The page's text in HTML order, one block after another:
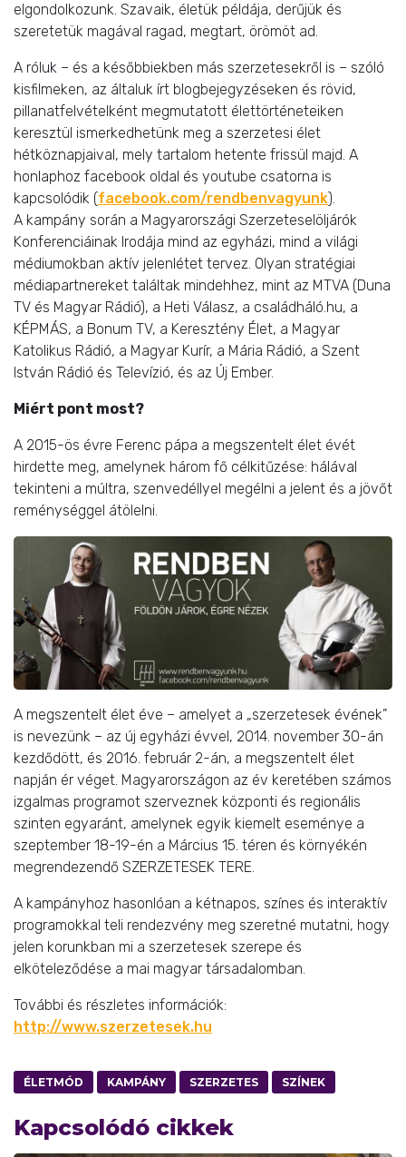
elgondolkozunk. Szavaik, életük példája, derűjük és
szeretetük magával ragad, megtart, örömöt ad.
A róluk – és a későbbiekben más szerzetesekről is – szóló
kisfilmeken, az általuk írt blogbejegyzéseken és rövid,
pillanatfelvételként megmutatott élettörténeteiken
keresztül ismerkedhetünk meg a szerzetesi élet
hétköznapjaival, mely tartalom hetente frissül majd. A
honlaphoz facebook oldal és youtube csatorna is
kapcsolódik (facebook.com/rendbenvagyunk).
A kampány során a Magyarországi Szerzeteselöljárók
Konferenciáinak Irodája mind az egyházi, mind a világi
médiumokban aktív jelenlétet tervez. Olyan stratégiai
médiapartnereket találtak mindehhez, mint az MTVA (Duna
TV és Magyar Rádió), a Heti Válasz, a családháló.hu, a
KÉPMÁS, a Bonum TV, a Keresztény Élet, a Magyar
Katolikus Rádió, a Magyar Kurír, a Mária Rádió, a Szent
István Rádió és Televízió, és az Új Ember.
Miért pont most?
A 2015-ös évre Ferenc pápa a megszentelt élet évét
hirdette meg, amelynek három fő célkitűzése: hálával
tekinteni a múltra, szenvedéllyel megélni a jelent és a jövőt
reménységgel átölelni.
A megszentelt élet éve – amelyet a „szerzetesek évének”
is nevezünk – az új egyházi évvel, 2014. november 30-án
kezdődött, és 2016. február 2-án, a megszentelt élet
napján ér véget. Magyarországon az év keretében számos
izgalmas programot szerveznek központi és regionális
szinten egyaránt, amelynek egyik kiemelt eseménye a
szeptember 18-19-én a Március 15. téren és környékén
megrendezendő SZERZETESEK TERE.
A kampányhoz hasonlóan a kétnapos, színes és interaktív
programokkal teli rendezvény meg szeretné mutatni, hogy
jelen korunkban mi a szerzetesek szerepe és
elköteleződése a mai magyar társadalomban.
További és részletes információk:
http://www.szerzetesek.hu
ÉLETMÓD KAMPÁNY SZERZETES SZÍNEK
Kapcsolódó cikkek